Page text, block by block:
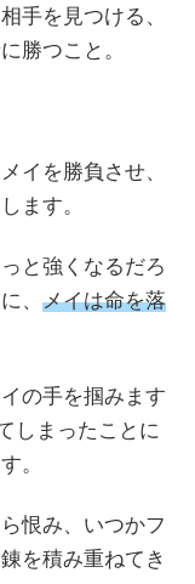
手を見つける、
勝つこと。
イを勝負させ、
ます。
と強くなるだろ
、 メイは命を落
の手を掴みます
しまったことに
。
恨み、いつかフ
を積み重ねてき